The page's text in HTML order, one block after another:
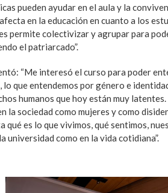
pueden ayudar en el aula y la
en la educación en cuanto a los
permite colectivizar y agrupar para
el patriarcado”.
“Me interesó el curso para poder
que entendemos por género e
humanos que hoy están muy
la sociedad como mujeres y como
es lo que vivimos, qué sentimos,
como en la vida cotidiana”.